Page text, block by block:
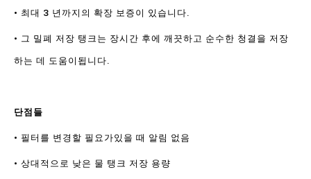
• 최대 3 년까지의 확장 보증이 있습니다.
• 그 밀폐 저장 탱크는 장시간 후에 깨끗하고 순수한 청결을 저장
하는 데 도움이됩니다.
단점들
• 필터를 변경할 필요가있을 때 알림 없음
• 상대적으로 낮은 물 탱크 저장 용량